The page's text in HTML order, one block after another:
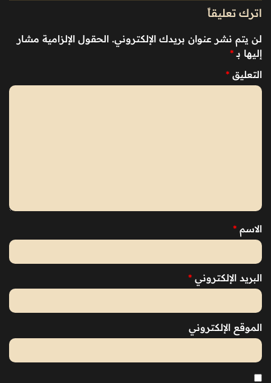
اترك تعليقاً
لن يتم نشر عنوان بريدك الإلكتروني. الحقول الإلزامية مشار
إليها بـ *
التعليق *
الاسم *
البريد الإلكتروني *
الموقع الإلكتروني